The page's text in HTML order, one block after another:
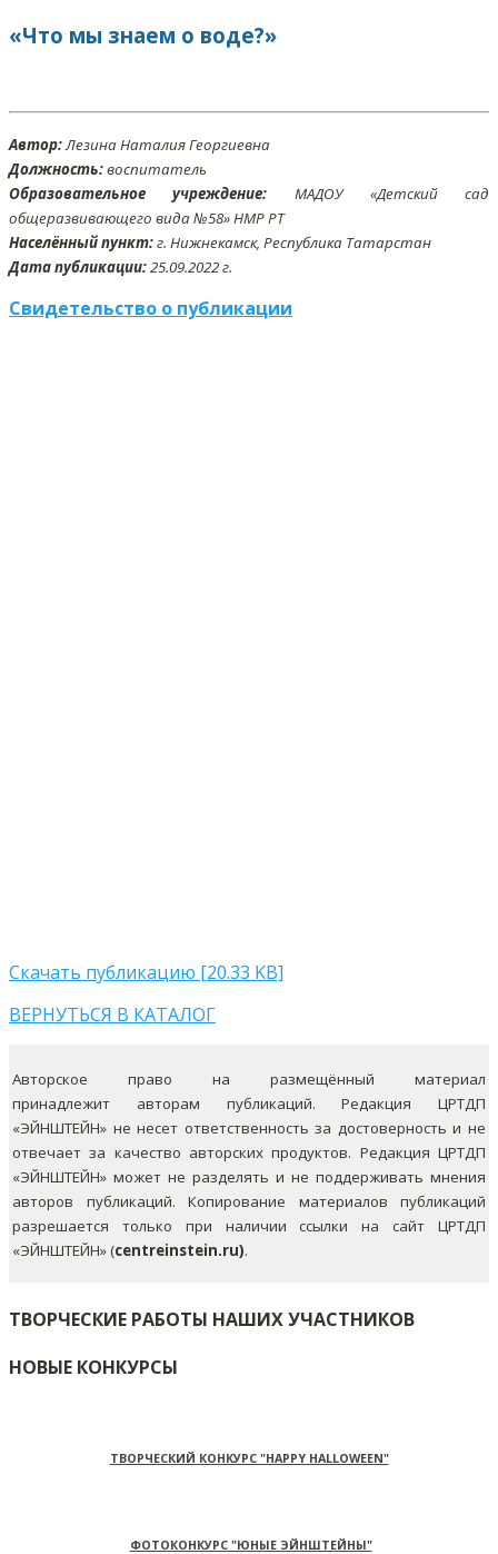
«Что мы знаем о воде?»
Автор:Лезина Наталия Георгиевна
Должность:воспитатель
Образовательное учреждение: МАДОУ «Детский сад
общеразвивающего вида №58» НМР РТ
Населённый пункт:г. Нижнекамск, Республика Татарстан
Дата публикации:25.09.2022 г.
Свидетельство о публикации
Скачать публикацию [20.33 KB]
ВЕРНУТЬСЯ В КАТАЛОГ
Авторское право на размещённый материал
принадлежит авторам публикаций. Редакция ЦРТДП
«ЭЙНШТЕЙН» не несет ответственность за достоверность и не
отвечает за качество авторских продуктов. Редакция ЦРТДП
«ЭЙНШТЕЙН» может не разделять и не поддерживать мнения
авторов публикаций. Копирование материалов публикаций
разрешается только при наличии ссылки на сайт ЦРТДП
«ЭЙНШТЕЙН» (centreinstein.ru).
ТВОРЧЕСКИЕ РАБОТЫ НАШИХ УЧАСТНИКОВ
НОВЫЕ КОНКУРСЫ
ТВОРЧЕСКИЙ КОНКУРС "HAPPY HALLOWEEN"
ФОТОКОНКУРС "ЮНЫЕ ЭЙНШТЕЙНЫ"